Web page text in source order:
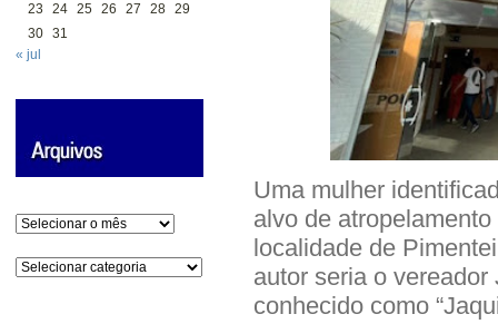
23
24 25 26 27 28 29
30 31
« jul
Arquivos
Categorias
Uma mulher
alvo de
localidade de
autor seria o
conhecido como